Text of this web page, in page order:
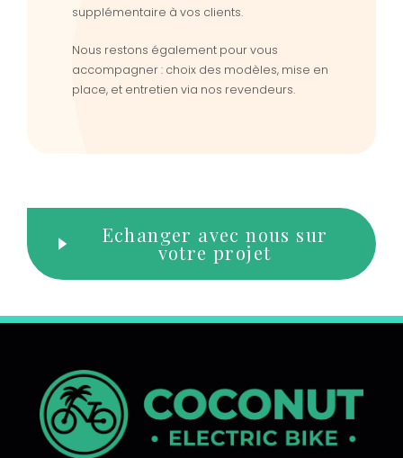
supplémentaire à vos clients.
Nous restons également pour vous
accompagner : choix des modèles, mise en
place, et entretien via nos revendeurs.
Echanger avec nous sur
votre projet